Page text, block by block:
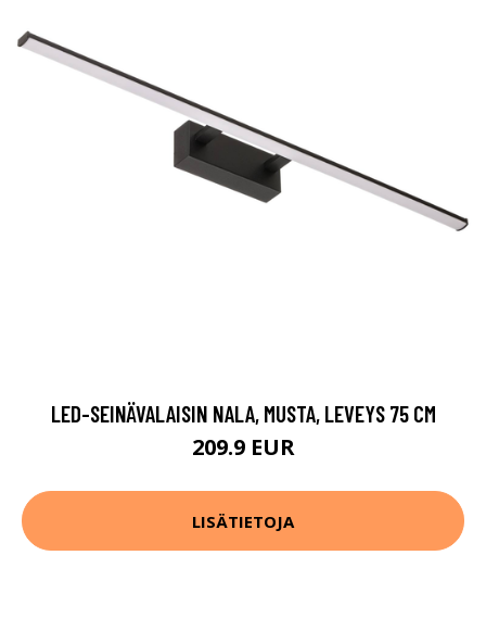
LED-SEINÄVALAISIN NALA, MUSTA, LEVEYS 75 CM
209.9 EUR
LISÄTIETOJA